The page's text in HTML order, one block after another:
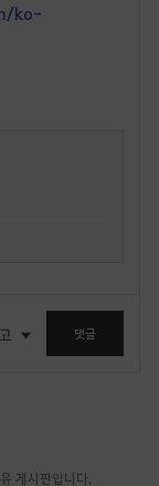
ko-
댓글
게시판입니다.